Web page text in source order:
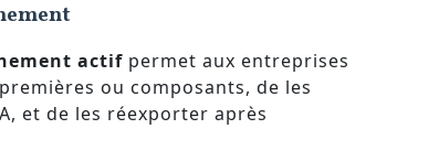
actif permet aux entreprises
ou composants, de les
et de les réexporter après